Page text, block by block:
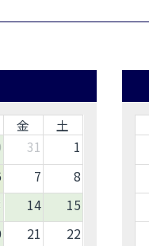
金
土
31
1
7
8
14
15
21
22